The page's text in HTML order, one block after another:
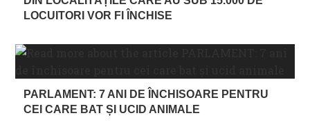
LOCUITORI VOR FI ÎNCHISE
PARLAMENT: 7 ANI DE ÎNCHISOARE PENTRU
CEI CARE BAT ȘI UCID ANIMALE